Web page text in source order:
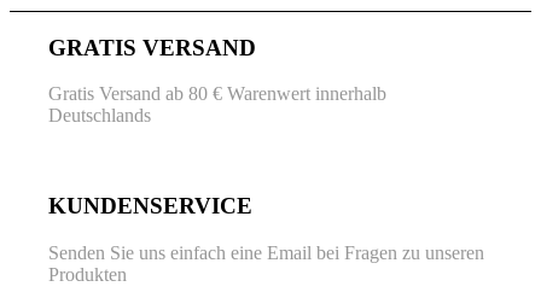
GRATIS VERSAND
Gratis Versand ab 80 € Warenwert innerhalb
Deutschlands
KUNDENSERVICE
Senden Sie uns einfach eine Email bei Fragen zu unseren
Produkten